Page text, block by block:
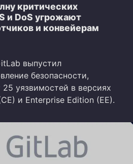
критических
и DoS угрожают
и конвейерам
выпустил
безопасности,
уязвимостей в версиях
и Enterprise Edition (EE).